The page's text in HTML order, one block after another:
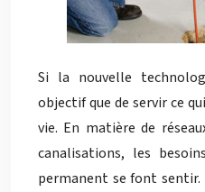
Si la nouvelle
objectif que de servir ce
vie. En matière de
canalisations, les
permanent se font sentir.